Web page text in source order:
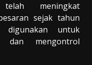
telah meningkat
sejak tahun
untuk
dan mengontrol